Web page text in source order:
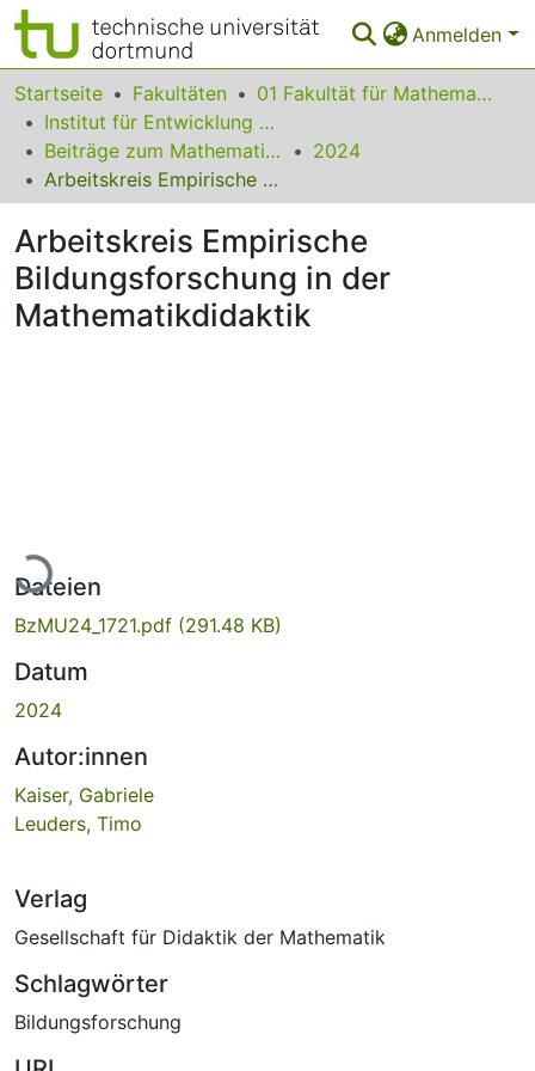
Anmelden
Bereiche & Sammlungen
Das gesamte Repositorium
Statistiken
FAQ
Leitlinien
Zurück zur Startseite
Startseite Fakultäten
01 Fakultät für Mathematik
Institut für Entwicklung und Erforschung des Mathematikunterrichts
Beiträge zum Mathematikunterricht
2024
Arbeitskreis Empirische Bildungsforschung in der Mathematikdidaktik
Arbeitskreis Empirische
Bildungsforschung in der
Mathematikdidaktik
Lade...
Dateien
BzMU24_1721.pdf (291.48 KB)
Datum
2024
Autor:innen
Kaiser, Gabriele
Leuders, Timo
Verlag
Gesellschaft für Didaktik der Mathematik
Schlagwörter
Bildungsforschung